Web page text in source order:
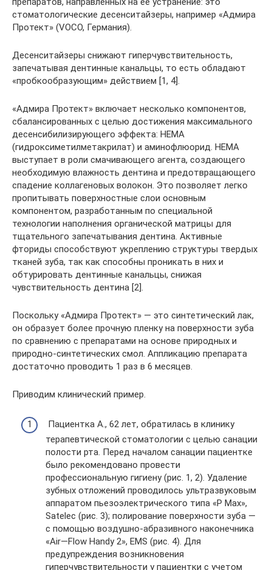
стоматологические десенситайзеры, например «Адмира
Протект» (VOCO, Германия).
Десенситайзеры снижают гиперчувствительность,
запечатывая дентинные канальцы, то есть обладают
«пробкообразующим» действием [1, 4].
«Адмира Протект» включает несколько компонентов,
сбалансированных с целью достижения максимального
десенсибилизирующего эффекта: НЕМА
(гидроксиметилметакрилат) и аминофлюорид. НЕМА
выступает в роли смачивающего агента, создающего
необходимую влажность дентина и предотвращающего
спадение коллагеновых волокон. Это позволяет легко
пропитывать поверхностные слои основным
компонентом, разработанным по специальной
технологии наполнения органической матрицы для
тщательного запечатывания дентина. Активные
фториды способствуют укреплению структуры твердых
тканей зуба, так как способны проникать в них и
обтурировать дентинные канальцы, снижая
чувствительность дентина [2].
Поскольку «Адмира Протект» — это синтетический лак,
он образует более прочную пленку на поверхности зуба
по сравнению с препаратами на основе природных и
природно-синтетических смол. Аппликацию препарата
достаточно проводить 1 раз в 6 месяцев.
Приводим клинический пример.
Пациентка А., 62 лет, обратилась в клинику
терапевтической стоматологии с целью санации
полости рта. Перед началом санации пациентке
было рекомендовано провести
профессиональную гигиену (рис. 1, 2). Удаление
зубных отложений проводилось ультразвуковым
аппаратом пьезоэлектрического типа «Р Max»,
Satelec (рис. 3); полирование поверхности зуба —
с помощью воздушно-абразивного наконечника
«Air—Flow Handy 2», EMS (рис. 4). Для
предупреждения возникновения
гиперчувствительности у пациентки с учетом